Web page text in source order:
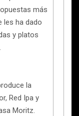
más
les ha dado
y platos
la
Red Ipa y
Moritz.